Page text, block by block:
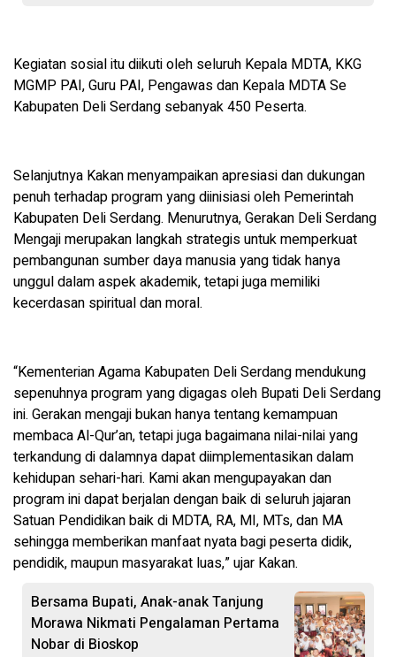
Kegiatan sosial itu diikuti oleh seluruh Kepala MDTA, KKG
MGMP PAI, Guru PAI, Pengawas dan Kepala MDTA Se
Kabupaten Deli Serdang sebanyak 450 Peserta.
Selanjutnya Kakan menyampaikan apresiasi dan dukungan
penuh terhadap program yang diinisiasi oleh Pemerintah
Kabupaten Deli Serdang. Menurutnya, Gerakan Deli Serdang
Mengaji merupakan langkah strategis untuk memperkuat
pembangunan sumber daya manusia yang tidak hanya
unggul dalam aspek akademik, tetapi juga memiliki
kecerdasan spiritual dan moral.
“Kementerian Agama Kabupaten Deli Serdang mendukung
sepenuhnya program yang digagas oleh Bupati Deli Serdang
ini. Gerakan mengaji bukan hanya tentang kemampuan
membaca Al-Qur’an, tetapi juga bagaimana nilai-nilai yang
terkandung di dalamnya dapat diimplementasikan dalam
kehidupan sehari-hari. Kami akan mengupayakan dan
program ini dapat berjalan dengan baik di seluruh jajaran
Satuan Pendidikan baik di MDTA, RA, MI, MTs, dan MA
sehingga memberikan manfaat nyata bagi peserta didik,
pendidik, maupun masyarakat luas,” ujar Kakan.
Bersama Bupati, Anak-anak Tanjung
Morawa Nikmati Pengalaman Pertama
Nobar di Bioskop